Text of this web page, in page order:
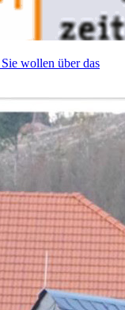
wollen über das